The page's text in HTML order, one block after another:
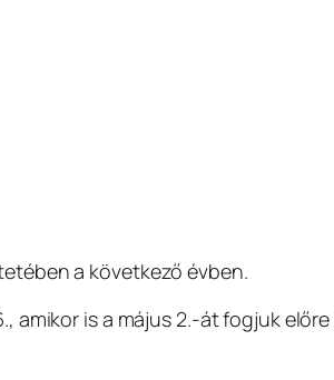
a következő évben.
amikor is a május 2.-át fogjuk